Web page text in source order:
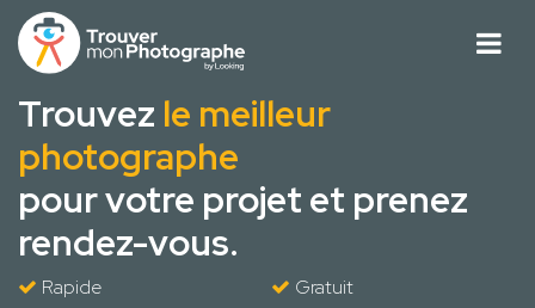
Trouvez le meilleur
photographe
pour votre projet et prenez
rendez-vous.
Rapide
Gratuit